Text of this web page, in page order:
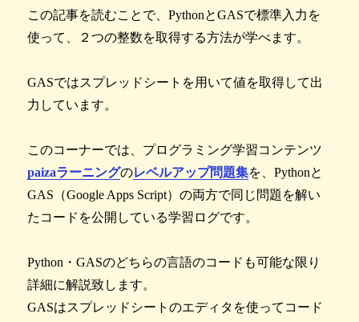
この記事を読むことで、PythonとGASで標準入力を
使って、２つの整数を取得する方法が学べます。
GASではスプレッドシートを用いて値を取得して出
力しています。
このコーナーでは、プログラミング学習コンテンツ
paizaラーニングのレベルアップ問題集を、Pythonと
GAS（Google Apps Script）の両方で同じ問題を解い
たコードを公開している学習ログです。
Python・GASのどちらの言語のコードも可能な限り
詳細に解説致します。
GASはスプレッドシートのエディタを使ってコード